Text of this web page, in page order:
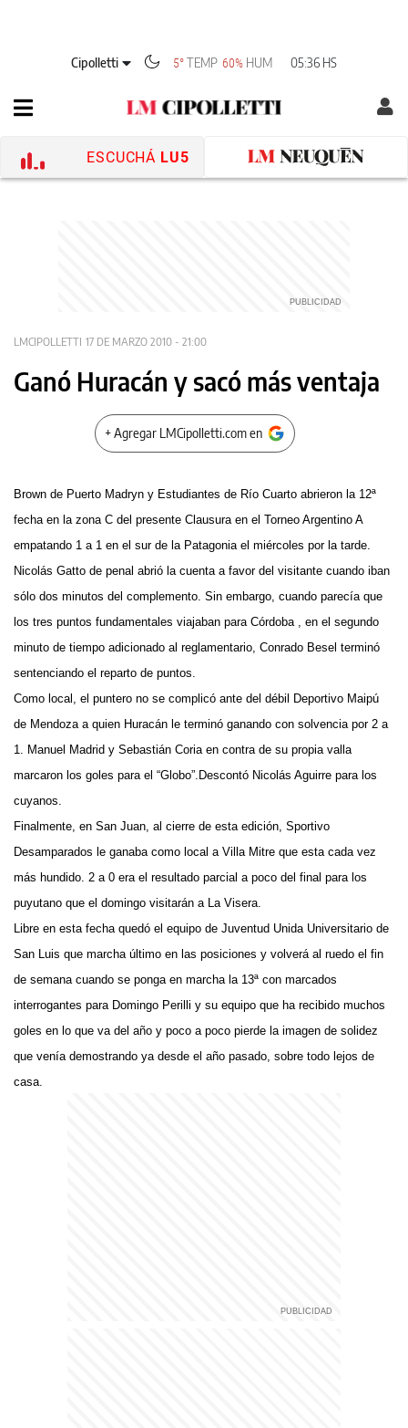
Cipolletti 5° TEMP 60% HUM 05:36 HS
ESCUCHÁ LU5
LMCIPOLLETTI 17 DE MARZO 2010 - 21:00
Ganó Huracán y sacó más ventaja
+ Agregar LMCipolletti.com en
Brown de Puerto Madryn y Estudiantes de Río Cuarto abrieron la 12ª
fecha en la zona C del presente Clausura en el Torneo Argentino A
empatando 1 a 1 en el sur de la Patagonia el miércoles por la tarde.
Nicolás Gatto de penal abrió la cuenta a favor del visitante cuando iban
sólo dos minutos del complemento. Sin embargo, cuando parecía que
los tres puntos fundamentales viajaban para Córdoba , en el segundo
minuto de tiempo adicionado al reglamentario, Conrado Besel terminó
sentenciando el reparto de puntos.
Como local, el puntero no se complicó ante del débil Deportivo Maipú
de Mendoza a quien Huracán le terminó ganando con solvencia por 2 a
1. Manuel Madrid y Sebastián Coria en contra de su propia valla
marcaron los goles para el “Globo”.Descontó Nicolás Aguirre para los
cuyanos.
Finalmente, en San Juan, al cierre de esta edición, Sportivo
Desamparados le ganaba como local a Villa Mitre que esta cada vez
más hundido. 2 a 0 era el resultado parcial a poco del final para los
puyutano que el domingo visitarán a La Visera.
Libre en esta fecha quedó el equipo de Juventud Unida Universitario de
San Luis que marcha último en las posiciones y volverá al ruedo el fin
de semana cuando se ponga en marcha la 13ª con marcados
interrogantes para Domingo Perilli y su equipo que ha recibido muchos
goles en lo que va del año y poco a poco pierde la imagen de solidez
que venía demostrando ya desde el año pasado, sobre todo lejos de
casa.